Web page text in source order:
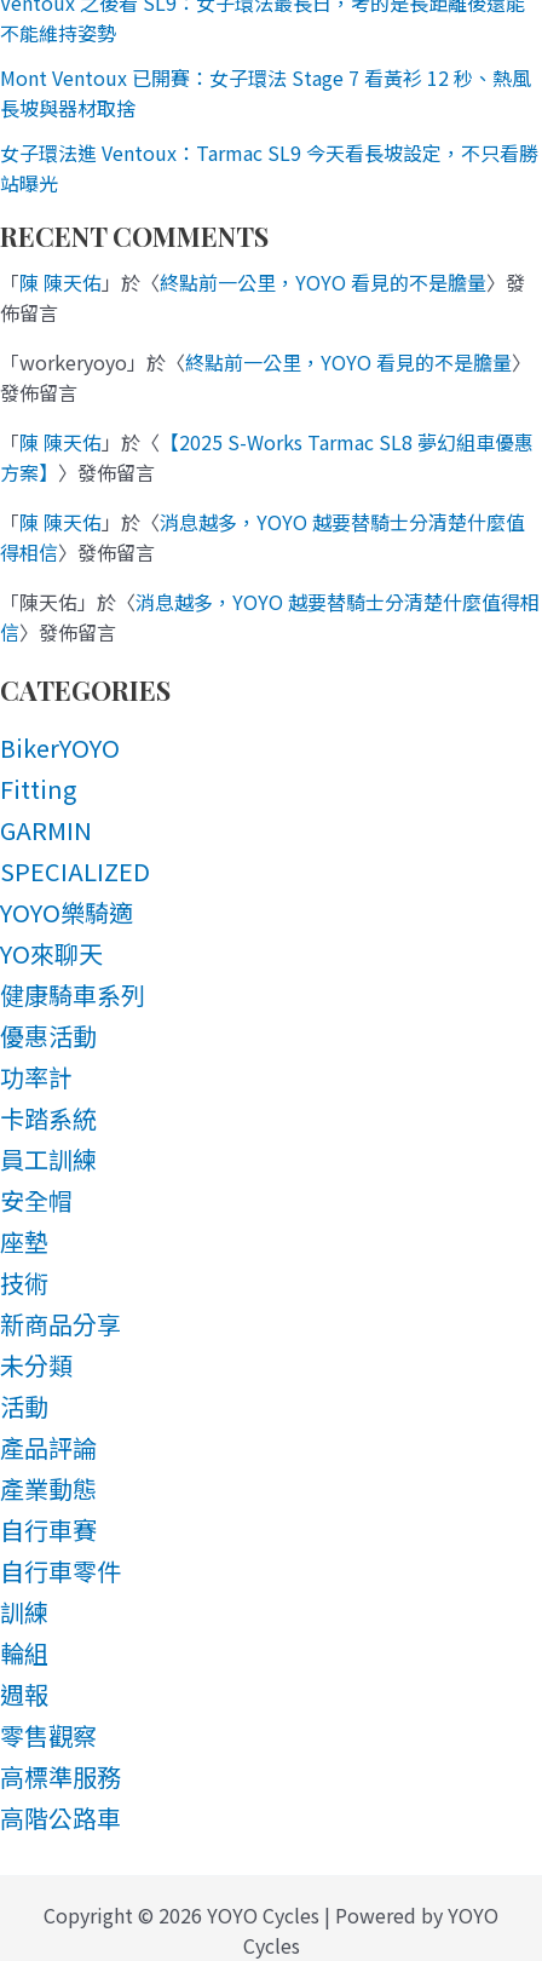
不能維持姿勢
Mont Ventoux 已開賽：女子環法 Stage 7 看黃衫 12 秒、熱風
長坡與器材取捨
女子環法進 Ventoux：Tarmac SL9 今天看長坡設定，不只看勝
站曝光
RECENT COMMENTS
「陳 陳天佑」於〈終點前一公里，YOYO 看見的不是膽量〉發
佈留言
「workeryoyo 」於〈終點前一公里，YOYO 看見的不是膽量〉
發佈留言
「陳 陳天佑」於〈 【2025 S-Works Tarmac SL8 夢幻組車優惠
方案】 〉發佈留言
「陳 陳天佑」於〈消息越多，YOYO 越要替騎士分清楚什麼值
得相信〉發佈留言
「陳天佑」於〈消息越多，YOYO 越要替騎士分清楚什麼值得相
信〉發佈留言
CATEGORIES
BikerYOYO
Fitting
GARMIN
SPECIALIZED
YOYO樂騎適
YO來聊天
健康騎車系列
優惠活動
功率計
卡踏系統
員工訓練
安全帽
座墊
技術
新商品分享
未分類
活動
產品評論
產業動態
自行車賽
自行車零件
訓練
輪組
週報
零售觀察
高標準服務
高階公路車
Copyright © 2026 YOYO Cycles | Powered by YOYO
Cycles